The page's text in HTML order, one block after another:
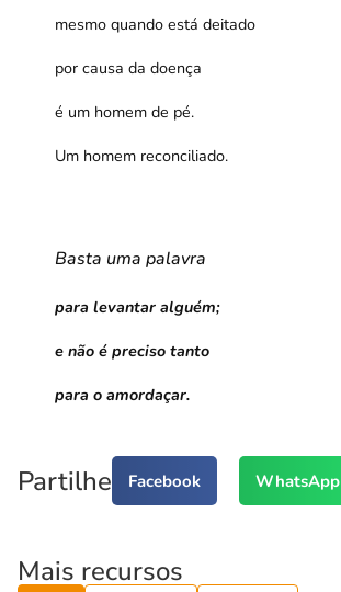
mesmo quando está deitado
por causa da doença
é um homem de pé.
Um homem reconciliado.
Basta uma palavra
para levantar alguém;
e não é preciso tanto
para o amordaçar.
Partilhe Facebook WhatsApp
Mais recursos